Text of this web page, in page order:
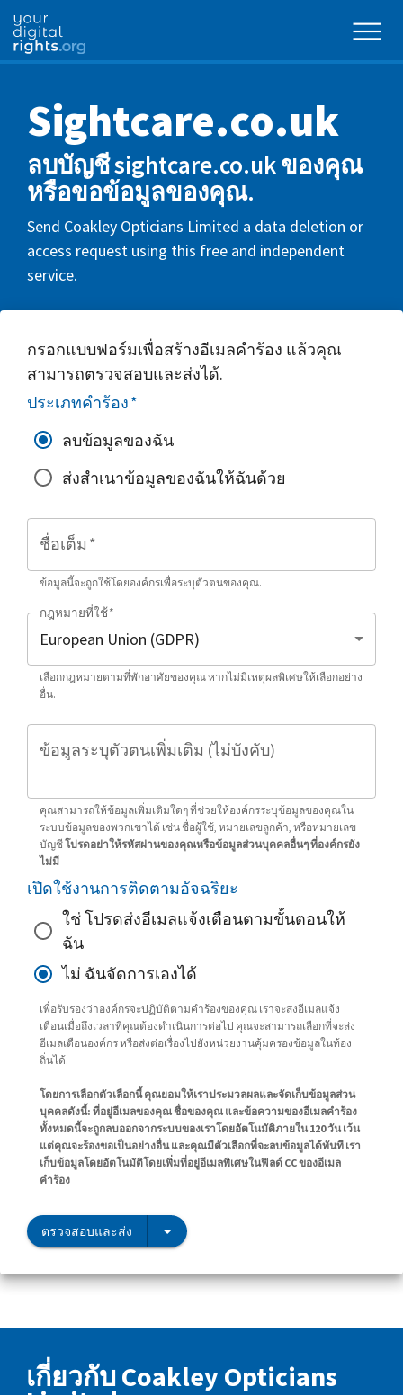
Sightcare.co.uk
ลบบัญชี sightcare.co.uk ของคุณ
หรือขอข้อมูลของคุณ.
Send Coakley Opticians Limited a data deletion or
access request using this free and independent
service.
กรอกแบบฟอร์มเพื่อสร้างอีเมลคำร้อง แล้วคุณ
สามารถตรวจสอบและส่งได้.
ประเภทคำร้อง*
ลบข้อมูลของฉัน
ส่งสำเนาข้อมูลของฉันให้ฉันด้วย
ชื่อเต็ม *
ข้อมูลนี้จะถูกใช้โดยองค์กรเพื่อระบุตัวตนของคุณ.
กฎหมายที่ใช้*
เลือกกฎหมายตามที่พักอาศัยของคุณ หากไม่มีเหตุผลพิเศษให้เลือกอย่าง
อื่น.
ข้อมูลระบุตัวตนเพิ่มเติม (ไม่บังคับ)
คุณสามารถให้ข้อมูลเพิ่มเติมใดๆ ที่ช่วยให้องค์กรระบุข้อมูลของคุณใน
ระบบข้อมูลของพวกเขาได้ เช่น ชื่อผู้ใช้, หมายเลขลูกค้า, หรือหมายเลข
บัญชีโปรดอย่าให้รหัสผ่านของคุณหรือข้อมูลส่วนบุคคลอื่นๆ ที่องค์กรยัง
ไม่มี
เปิดใช้งานการติดตามอัจฉริยะ
ใช่ โปรดส่งอีเมลแจ้งเตือนตามขั้นตอนให้
ฉัน
ไม่ ฉันจัดการเองได้
เพื่อรับรองว่าองค์กรจะปฏิบัติตามคำร้องของคุณ เราจะส่งอีเมลแจ้ง
เตือนเมื่อถึงเวลาที่คุณต้องดำเนินการต่อไป คุณจะสามารถเลือกที่จะส่ง
อีเมลเตือนองค์กร หรือส่งต่อเรื่องไปยังหน่วยงานคุ้มครองข้อมูลในท้อง
ถิ่นได้.
โดยการเลือกตัวเลือกนี้ คุณยอมให้เราประมวลผลและจัดเก็บข้อมูลส่วน
บุคคลดังนี้: ที่อยู่อีเมลของคุณ ชื่อของคุณ และข้อความของอีเมลคำร้อง
ทั้งหมดนี้จะถูกลบออกจากระบบของเราโดยอัตโนมัติภายใน 120 วัน เว้น
แต่คุณจะร้องขอเป็นอย่างอื่น และคุณมีตัวเลือกที่จะลบข้อมูลได้ทันที เรา
เก็บข้อมูลโดยอัตโนมัติโดยเพิ่มที่อยู่อีเมลพิเศษในฟิลด์ CC ของอีเมล
คำร้อง
ตรวจสอบและส่ง
เกี่ยวกับ Coakley Opticians